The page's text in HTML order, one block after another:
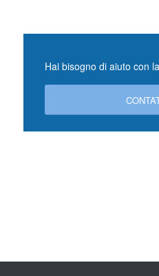
Hai bisogno di aiuto con